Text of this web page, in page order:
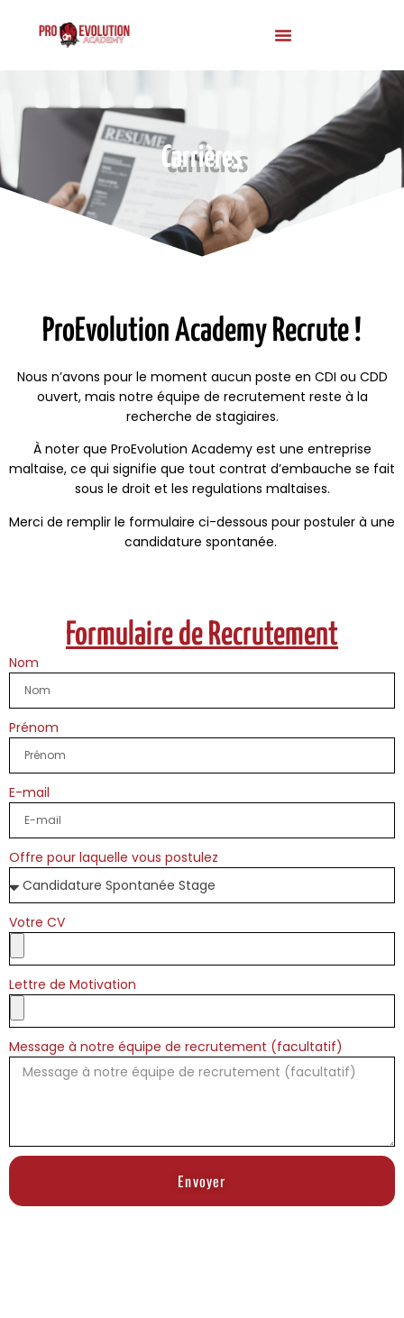
Carrières
ProEvolution Academy Recrute !
Nous n’avons pour le moment aucun poste en CDI ou CDD
ouvert, mais notre équipe de recrutement reste à la
recherche de stagiaires.
À noter que ProEvolution Academy est une entreprise
maltaise, ce qui signifie que tout contrat d’embauche se fait
sous le droit et les regulations maltaises.
Merci de remplir le formulaire ci-dessous pour postuler à une
candidature spontanée.
Formulaire de Recrutement
Nom
Prénom
E-mail
Offre pour laquelle vous postulez
Votre CV
Lettre de Motivation
Message à notre équipe de recrutement (facultatif)
Envoyer